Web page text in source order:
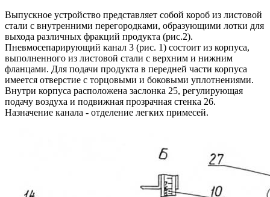
Выпускное устройство представляет собой короб из листовой
стали с внутренними перегородками, образующими лотки для
выхода различных фракций продукта (рис.2).
Пневмосепарирующий канал 3 (рис. 1) состоит из корпуса,
выполненного из листовой стали с верхним и нижним
фланцами. Для подачи продукта в передней части корпуса
имеется отверстие с торцовыми и боковыми уплотнениями.
Внутри корпуса расположена заслонка 25, регулирующая
подачу воздуха и подвижная прозрачная стенка 26.
Назначение канала - отделение легких примесей.